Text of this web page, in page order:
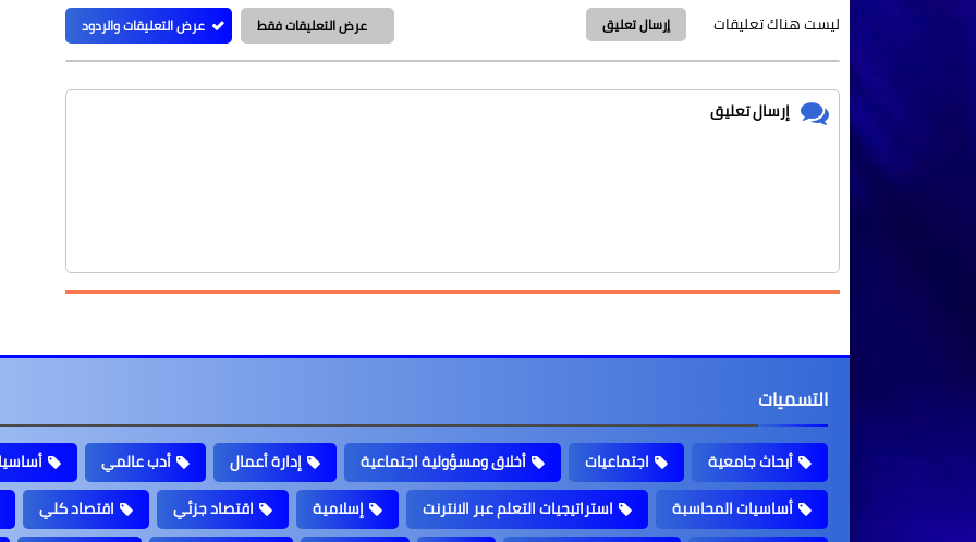
ليست هناك تعليقات إرسال تعليق عرض التعليقات فقط عرض التعليقات والردود
إرسال تعليق
التسميات
أبحاث جامعية اجتماعيات أخلاق ومسؤولية اجتماعية إدارة أعمال أدب عالمي
أساسيات المحاسبة
استراتيجيات التعلم عبر الانترنت إسلامية اقتصاد جزئي اقتصاد كلي